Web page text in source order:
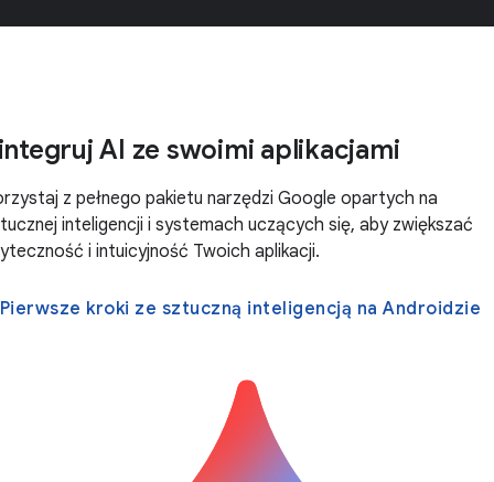
AI ze swoimi aplikacjami
z pełnego pakietu narzędzi Google opartych na
inteligencji i systemach uczących się, aby zwiększać
i intuicyjność Twoich aplikacji.
Pierwsze kroki ze sztuczną inteligencją na Androidzie